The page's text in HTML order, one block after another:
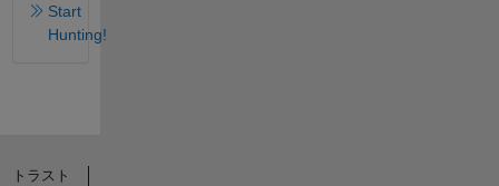
Start
Hunting!
トラスト